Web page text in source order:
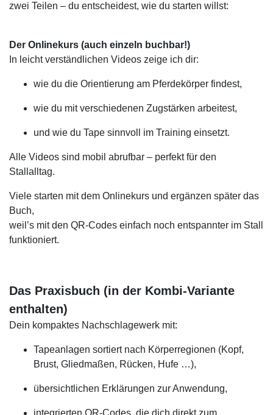
zwei Teilen – du entscheidest, wie du starten willst:
Der Onlinekurs (auch einzeln buchbar!)
In leicht verständlichen Videos zeige ich dir:
wie du die Orientierung am Pferdekörper findest,
wie du mit verschiedenen Zugstärken arbeitest,
und wie du Tape sinnvoll im Training einsetzt.
Alle Videos sind mobil abrufbar – perfekt für den
Stallalltag.
Viele starten mit dem Onlinekurs und ergänzen später das
Buch,
weil’s mit den QR-Codes einfach noch entspannter im Stall
funktioniert.
Das Praxisbuch (in der Kombi-Variante
enthalten)
Dein kompaktes Nachschlagewerk mit:
Tapeanlagen sortiert nach Körperregionen (Kopf,
Brust, Gliedmaßen, Rücken, Hufe …),
übersichtlichen Erklärungen zur Anwendung,
integrierten QR-Codes, die dich direkt zum